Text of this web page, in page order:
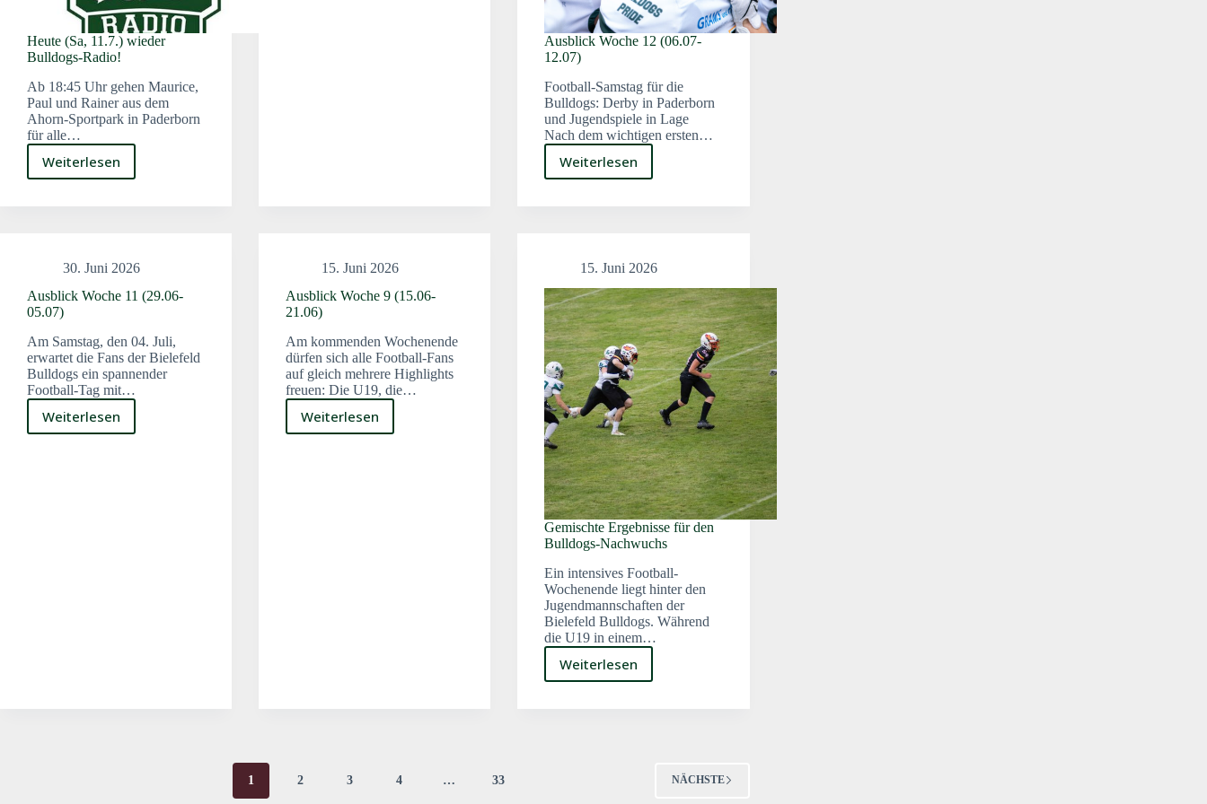
Heute (Sa, 11.7.) wieder
Bulldogs-Radio!
Ab 18:45 Uhr gehen Maurice,
Paul und Rainer aus dem
Ahorn-Sportpark in Paderborn
für alle…
Weiterlesen
Heute
11.7.)
Radio!
Ausblick Woche 12 (06.07-
12.07)
Football-Samstag für die
Bulldogs: Derby in Paderborn
und Jugendspiele in Lage
Nach dem wichtigen ersten…
Weiterlesen
Ausblick
12
30. Juni 2026
Ausblick Woche 11 (29.06-
05.07)
Am Samstag, den 04. Juli,
erwartet die Fans der Bielefeld
Bulldogs ein spannender
Football-Tag mit…
Weiterlesen
Ausblick
15. Juni 2026
Ausblick Woche 9 (15.06-
21.06)
Am kommenden Wochenende
dürfen sich alle Football-Fans
auf gleich mehrere Highlights
freuen: Die U19, die…
Weiterlesen
Ausblick
15. Juni 2026
Gemischte Ergebnisse für den
Bulldogs-Nachwuchs
Ein intensives Football-
Wochenende liegt hinter den
Jugendmannschaften der
Bielefeld Bulldogs. Während
die U19 in einem…
Weiterlesen
Gemischte
für
1 2 3 4 … 33 NÄCHSTE